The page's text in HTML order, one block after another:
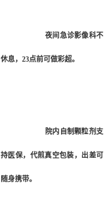
夜间急诊影像科不
休息，23点前可做彩超。
院内自制颗粒剂支
持医保，代煎真空包装，出差可
随身携带。